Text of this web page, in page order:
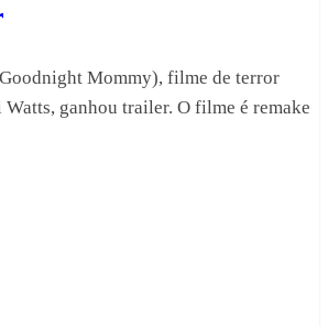
Mommy), filme de terror
ganhou trailer. O filme é remake